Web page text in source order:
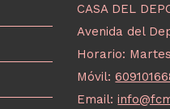
CASA DEL
Avenida del
Horario:
Móvil:
Email: